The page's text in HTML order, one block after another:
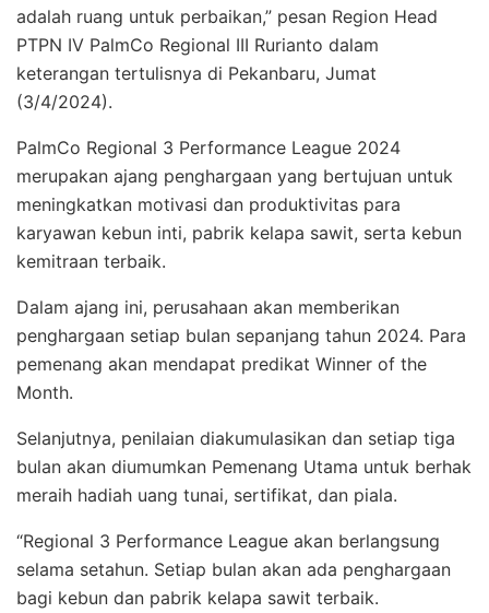
adalah ruang untuk perbaikan,” pesan Region Head
PTPN IV PalmCo Regional III Rurianto dalam
keterangan tertulisnya di Pekanbaru, Jumat
(3/4/2024).
PalmCo Regional 3 Performance League 2024
merupakan ajang penghargaan yang bertujuan untuk
meningkatkan motivasi dan produktivitas para
karyawan kebun inti, pabrik kelapa sawit, serta kebun
kemitraan terbaik.
Dalam ajang ini, perusahaan akan memberikan
penghargaan setiap bulan sepanjang tahun 2024. Para
pemenang akan mendapat predikat Winner of the
Month.
Selanjutnya, penilaian diakumulasikan dan setiap tiga
bulan akan diumumkan Pemenang Utama untuk berhak
meraih hadiah uang tunai, sertifikat, dan piala.
“Regional 3 Performance League akan berlangsung
selama setahun. Setiap bulan akan ada penghargaan
bagi kebun dan pabrik kelapa sawit terbaik.